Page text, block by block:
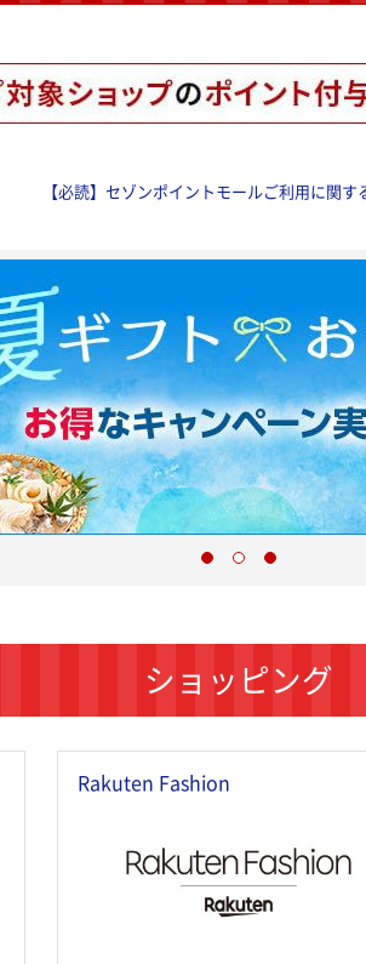
【必読】セゾンポイントモールご利用に関す
ショッピング
Rakuten Fashion